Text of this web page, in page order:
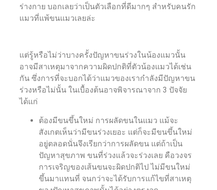
ร่างกาย บอกเลยว่าเป็นตัวเลือกที่ดีมากๆ สำหรับคนรัก
แมวที่แพ้ขนแมวเลยล่ะ
แต่รู้หรือไม่ว่าบางครั้งปัญหาขนร่วงในน้องแมวนั้น
อาจมีสาเหตุมาจากความผิดปกติที่ตัวน้องแมวได้เช่น
กัน ซึ่งการที่จะบอกได้ว่าแมวของเรากำลังมีปัญหาขน
ร่วงหรือไม่นั้น ในเบื้องต้นอาจพิจารณาจาก 3 ปัจจัย
ได้แก่
ต้องมีขนขึ้นใหม่ การผลัดขนในแมว แม้จะ
สังเกตเห็นว่ามีขนร่วงเยอะ แต่ก็จะมีขนขึ้นใหม่
อยู่ตลอดนั่นจึงเรียกว่าการผลัดขน แต่ถ้าเป็น
ปัญหาสุขภาพ ขนที่ร่วงแล้วจะร่วงเลย คือวงจร
การเจริญของเส้นขนจะผิดปกติไป ไม่มีขนใหม่
ขึ้นมาแทนที่ จนกว่าจะได้รับการแก้ไขที่สาเหตุ